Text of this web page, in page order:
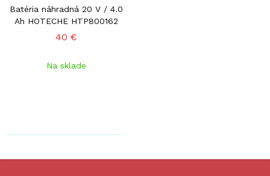
Batéria náhradná 20 V / 4.0
Ah HOTECHE HTP800162
40 €
Na sklade